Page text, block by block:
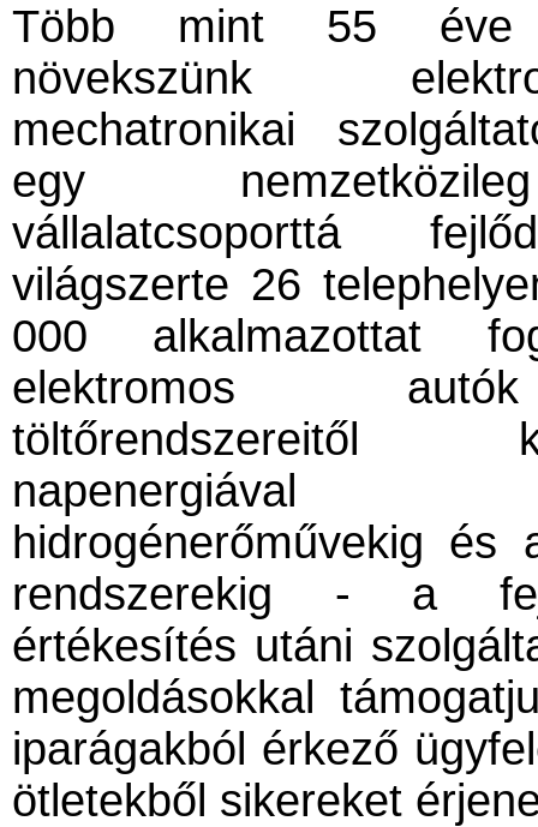
Több mint 55 éve
növekszünk
mechatronikai
egy
vállalatcsoporttá
világszerte 26
000 alkalmazottat
elektromos
hidrogénerőművekig és
rendszerekig - a
értékesítés utáni
megoldásokkal
iparágakból érkező
ötletekből sikereket